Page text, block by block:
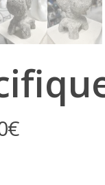
€